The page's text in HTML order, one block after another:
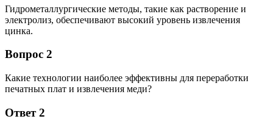
Гидрометаллургические методы, такие как растворение и
электролиз, обеспечивают высокий уровень извлечения
цинка.
Вопрос 2
Какие технологии наиболее эффективны для переработки
печатных плат и извлечения меди?
Ответ 2